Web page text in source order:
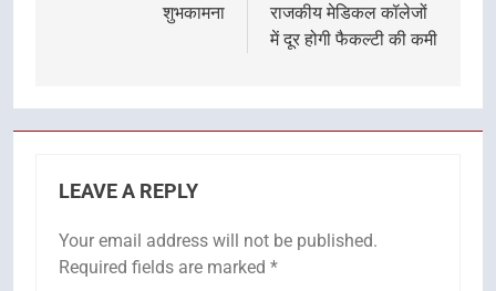
शुभकामना
राजकीय मेडिकल कॉलेजों
में दूर होगी फैकल्टी की कमी
LEAVE A REPLY
Your email address will not be published.
Required fields are marked *